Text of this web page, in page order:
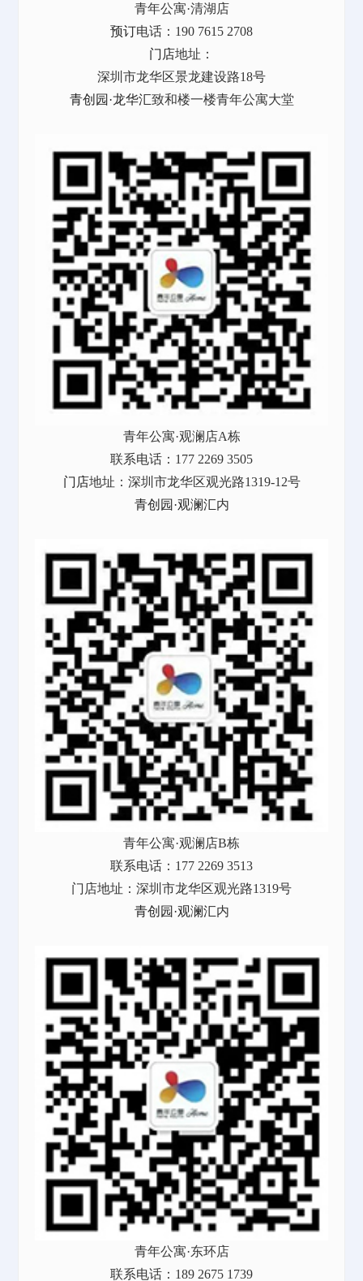
青年公寓·清湖店
预订电话：190 7615 2708
门店地址：
深圳市龙华区景龙建设路18号
青创园·龙华汇致和楼一楼青年公寓大堂
青年公寓·观澜店A栋
联系电话：177 2269 3505
门店地址：深圳市龙华区观光路1319-12号
青创园·观澜汇内
青年公寓·观澜店B栋
联系电话：177 2269 3513
门店地址：深圳市龙华区观光路1319号
青创园·观澜汇内
青年公寓·东环店
联系电话：189 2675 1739